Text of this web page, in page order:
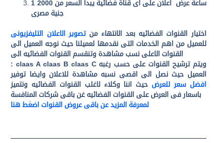
1 ساعة عرض اعلان على اى قناة فضائية يبدا السعر من 2000
جنية مصرى
اختيار القنوات الفضائيه بعد الانتهاء من تصوير الاعلان التليفزيونى
للعميل من اهم الخدمات التى نقدمها لعميلنا حيث نوجه العميل الى
القنوات الاعلى نسب مشاهدة وتنقسم القنوات الفضائيه الى
: claas A claas B claas C ويتم ترشيح القنوات على حسب رغبه
العميل حيث نصل الى اقصى نسبه مشاهدة للاعلان وايضا توفير
افضل سعر للعرض حيث اننا وكلاء لاغلب القنوات الفضائيه ونتميز
باسعار فى العرض على القنوات الفضائيه غن باقى شركات المنافسة
لمعرفة المزيد عن باقى عروض القنوات اضغط هنا